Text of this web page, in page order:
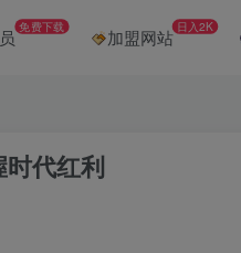
免费下载 加盟网站 日入2K
代红利